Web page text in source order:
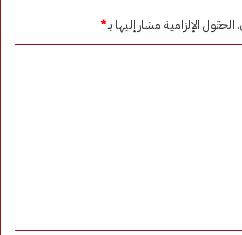
الحقول الإلزامية مشار إليها بـ*